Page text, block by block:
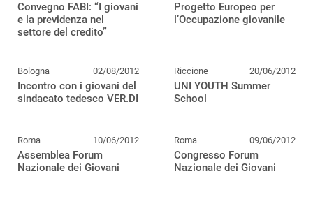
Convegno FABI: “I giovani
e la previdenza nel
settore del credito”
Progetto Europeo per
l’Occupazione giovanile
Bologna 02/08/2012
Incontro con i giovani del
sindacato tedesco VER.DI
Riccione 20/06/2012
UNI YOUTH Summer
School
Roma 10/06/2012
Assemblea Forum
Nazionale dei Giovani
Roma 09/06/2012
Congresso Forum
Nazionale dei Giovani